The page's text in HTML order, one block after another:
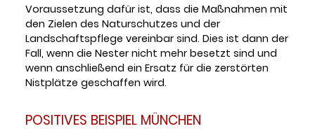
Voraussetzung dafür ist, dass die Maßnahmen mit
den Zielen des Naturschutzes und der
Landschaftspflege vereinbar sind. Dies ist dann der
Fall, wenn die Nester nicht mehr besetzt sind und
wenn anschließend ein Ersatz für die zerstörten
Nistplätze geschaffen wird.
POSITIVES BEISPIEL MÜNCHEN